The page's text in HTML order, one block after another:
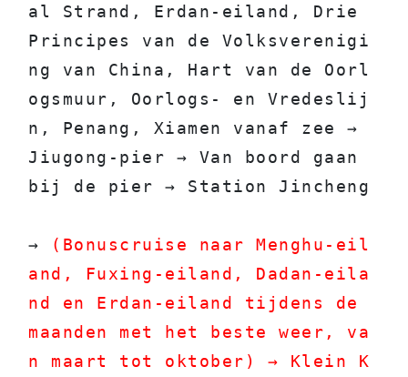
al Strand, Erdan-eiland, Drie
Principes van de Volksverenigi
ng van China, Hart van de Oorl
ogsmuur, Oorlogs- en Vredeslij
n, Penang, Xiamen vanaf zee →
Jiugong-pier → Van boord gaan
bij de pier → Station Jincheng
→
(Bonuscruise naar Menghu-eil
and, Fuxing-eiland, Dadan-eila
nd en Erdan-eiland tijdens de
maanden met het beste weer, va
n maart tot oktober) → Klein K